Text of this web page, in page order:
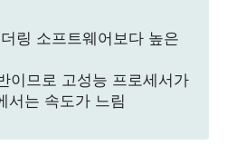
링 소프트웨어보다 높은
이므로 고성능 프로세서가
서는 속도가 느림